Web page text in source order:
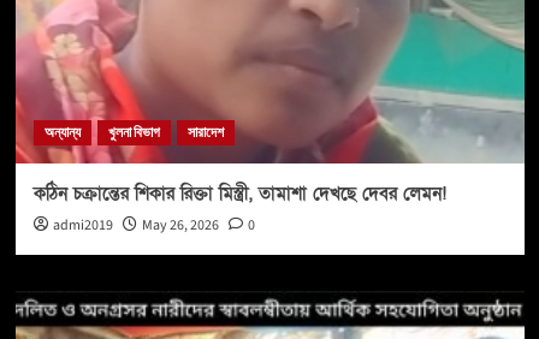
অন্যান্য খুলনা বিভাগ সারাদেশ
কঠিন চক্রান্তের শিকার রিক্তা মিস্ত্রী, তামাশা দেখছে দেবর লেমন!
admi2019 May 26, 2026 0